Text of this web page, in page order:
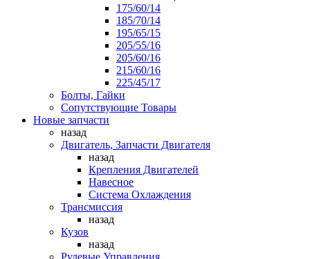
175/60/14
185/70/14
195/65/15
205/55/16
205/60/16
215/60/16
225/45/17
Болты, Гайки
Сопутствующие Товары
Новые запчасти
назад
Двигатель, Запчасти Двигателя
назад
Крепления Двигателей
Навесное
Система Охлаждения
Трансмиссия
назад
Кузов
назад
Рулевые Управления